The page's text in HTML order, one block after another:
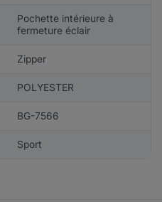
Pochette intérieure à
fermeture éclair
Zipper
POLYESTER
BG-7566
Sport